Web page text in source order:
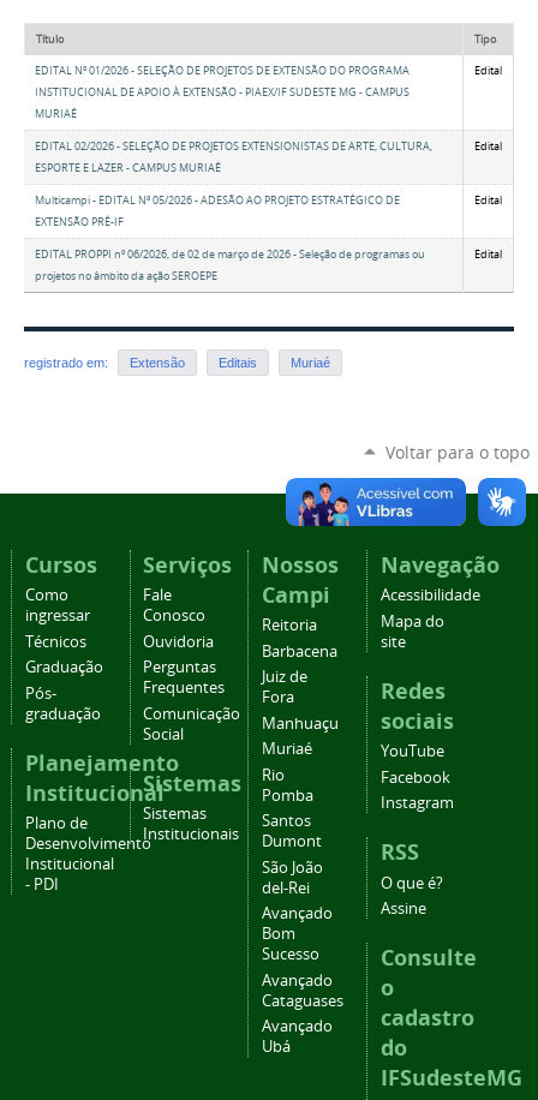
Título Tipo
EDITAL Nº 01/2026 - SELEÇÃO DE PROJETOS DE EXTENSÃO DO PROGRAMA
INSTITUCIONAL DE APOIO À EXTENSÃO - PIAEX/IF SUDESTE MG - CAMPUS
MURIAÉ
Edital
EDITAL 02/2026 - SELEÇÃO DE PROJETOS EXTENSIONISTAS DE ARTE, CULTURA,
ESPORTE E LAZER - CAMPUS MURIAÉ
Edital
Multicampi - EDITAL Nº 05/2026 - ADESÃO AO PROJETO ESTRATÉGICO DE
EXTENSÃO PRÉ-IF
Edital
EDITAL PROPPI nº 06/2026, de 02 de março de 2026 - Seleção de programas ou
projetos no âmbito da ação SEROEPE
Edital
registrado em: Extensão Editais Muriaé
Voltar para o topo
Cursos
Como
ingressar
Técnicos
Graduação
Pós-
graduação
Planejamento
Institucional
Plano de
Desenvolvimento
Institucional
- PDI
Serviços
Fale
Conosco
Ouvidoria
Perguntas
Frequentes
Comunicação
Social
Sistemas
Sistemas
Institucionais
Nossos
Campi
Reitoria
Barbacena
Juiz de
Fora
Manhuaçu
Muriaé
Rio
Pomba
Santos
Dumont
São João
del-Rei
Avançado
Bom
Sucesso
Avançado
Cataguases
Avançado
Ubá
Navegação
Acessibilidade
Mapa do
site
Redes
sociais
YouTube
Facebook
Instagram
RSS
O que é?
Assine
Consulte
o
cadastro
do
IFSudesteMG